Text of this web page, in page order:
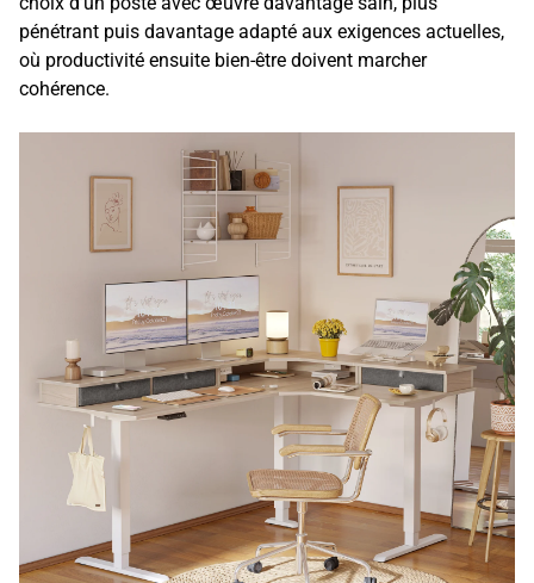
pénétrant puis davantage adapté aux exigences actuelles,
où productivité ensuite bien-être doivent marcher
cohérence.